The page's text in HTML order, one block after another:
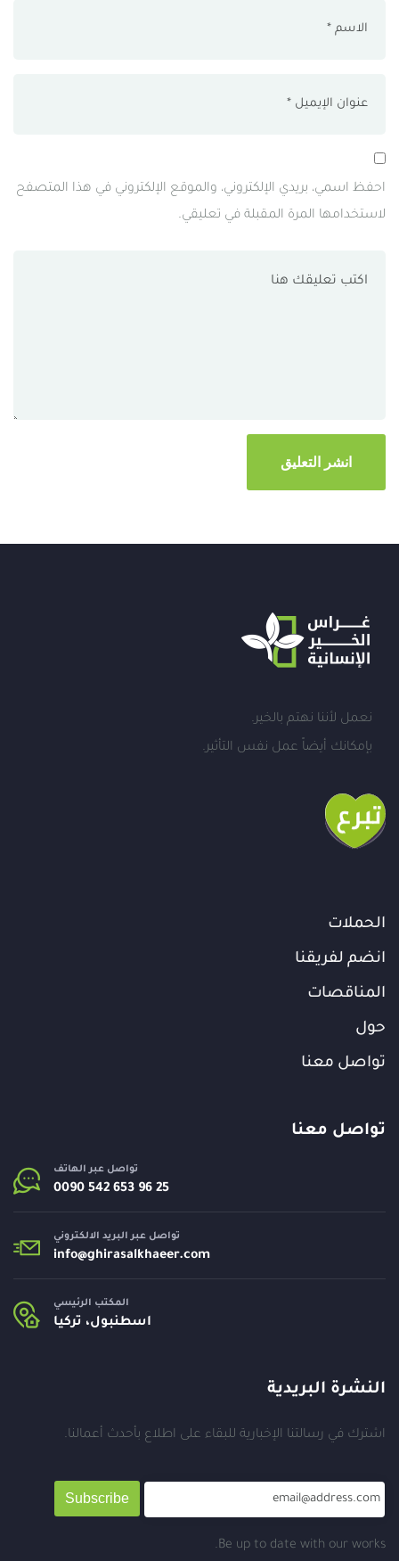
احفظ اسمي، بريدي الإلكتروني، والموقع الإلكتروني في هذا المتصفح
لاستخدامها المرة المقبلة في تعليقي.
نعمل لأننا نهتم بالخير.
بإمكانك أيضاً عمل نفس التأثير.
الحملات
انضم لفريقنا
المناقصات
حول
تواصل معنا
تواصل معنا
تواصل عبر الهاتف
تواصل عبر البريد الالكتروني
info@ghirasalkhaeer.com
المكتب الرئيسي
اسطنبول، تركيا
النشرة البريدية
اشترك في رسالتنا الإخبارية للبقاء على اطلاع بأحدث أعمالنا.
Subscribe
Be up to date with our works.